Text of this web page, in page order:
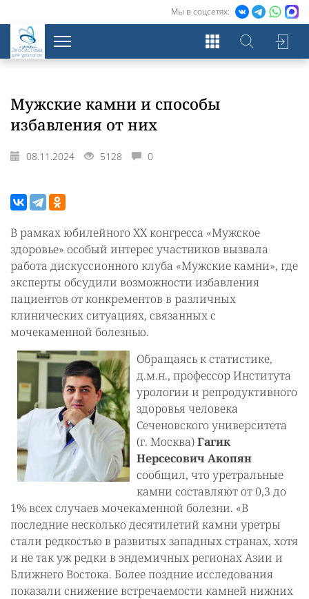
Мы в соцсетях:
Экосистема
для урологов
Мужские камни и способы
избавления от них
08.11.2024 5128 0
В рамках юбилейного ХХ конгресса «Мужское
здоровье» особый интерес участников вызвала
работа дискуссионного клуба «Мужские камни», где
эксперты обсудили возможности избавления
пациентов от конкрементов в различных
клинических ситуациях, связанных с
мочекаменной болезнью.
Обращаясь к статистике,
д.м.н., профессор Института
урологии и репродуктивного
здоровья человека
Сеченовского университета
(г. Москва)Гагик
Нерсесович Акопян
сообщил, что уретральные
камни составляют от 0,3 до
1% всех случаев мочекаменной болезни. «В
последние несколько десятилетий камни уретры
стали редкостью в развитых западных странах, хотя
и не так уж редки в эндемичных регионах Азии и
Ближнего Востока. Более поздние исследования
показали снижение встречаемости камней нижних